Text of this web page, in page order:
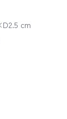
cm